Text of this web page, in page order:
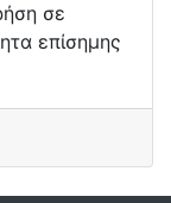
σε
επίσημης